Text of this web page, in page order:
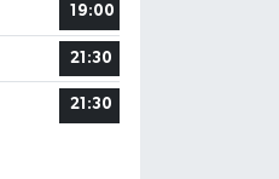
19:00
21:30
21:30